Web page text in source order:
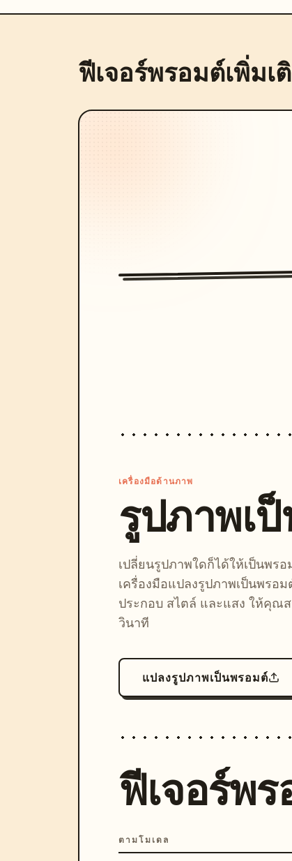
ฟีเจอร์พรอมต์เพิ่มเ
เครื่องมือด้านภาพ
รูปภาพเ
เปลี่ยนรูปภาพใดก็ได้ให้เป็นพร
เครื่องมือแปลงรูปภาพเป็นพรอ
ประกอบ สไตล์ และแสง ให้คุณ
วินาที
แปลงรูปภาพเป็นพรอมต์
ฟีเจอร์พ
ตามโมเดล